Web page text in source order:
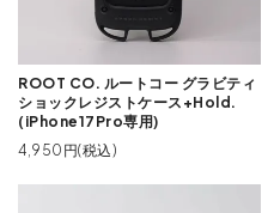
ROOT CO. ルートコー グラビティ
ショックレジストケース+Hold.
(iPhone17Pro専用)
4,950円(税込)